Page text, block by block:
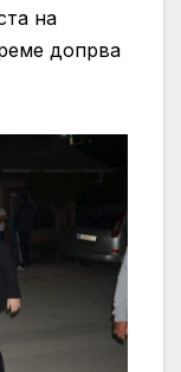
на
допрва